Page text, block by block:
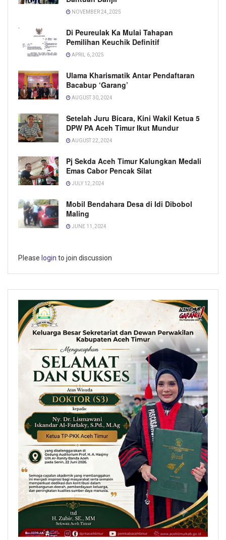
NOVEMBER 24, 2025
Di Peureulak Ka Mulai Tahapan
Pemilihan Keuchik Definitif
APRIL 6, 2025
Ulama Kharismatik Antar Pendaftaran
Bacabup ‘Garang’
AUGUST 30, 2024
Setelah Juru Bicara, Kini Wakil Ketua 5
DPW PA Aceh Timur Ikut Mundur
AUGUST 22, 2024
Pj Sekda Aceh Timur Kalungkan Medali
Emas Cabor Pencak Silat
JULY 12, 2024
Mobil Bendahara Desa di Idi Dibobol
Maling
JUNE 11, 2024
Please login to join discussion